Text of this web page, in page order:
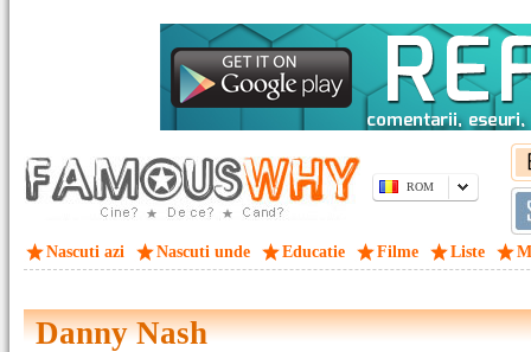
ROM
Nascuti azi Nascuti unde Educatie Filme Liste
Danny Nash